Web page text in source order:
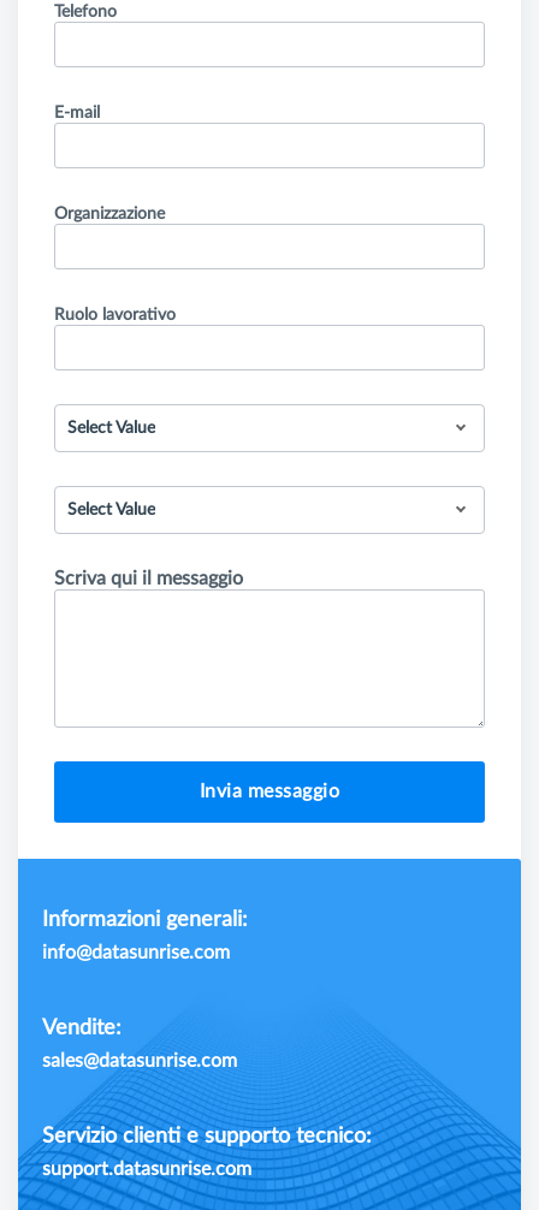
Telefono
E-mail
Organizzazione
Ruolo lavorativo
Select Value
Select Value
Scriva qui il messaggio
Invia messaggio
Informazioni generali:
info@datasunrise.com
Vendite:
sales@datasunrise.com
Servizio clienti e supporto tecnico:
support.datasunrise.com